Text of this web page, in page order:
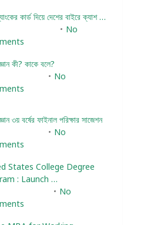
কার্ড দিয়ে দেশের বাইরে ক্যাশ …
No
কী? কাকে বলে?
No
৩য় বর্ষের ফাইনাল পরিক্ষার সাজেশন
No
States College Degree
: Launch …
No